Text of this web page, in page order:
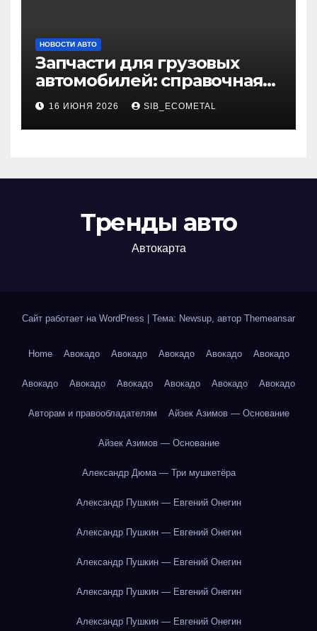
НОВОСТИ АВТО
Запчасти для грузовых
автомобилей: справочная
база по корейским и
японским моделям
16 ИЮНЯ 2026 SIB_ECOMETAL
Тренды авто
Автокарта
Сайт работает на WordPress Тема: Newsup, автор Themeansar
Home Авокадо Авокадо Авокадо Авокадо Авокадо
Авокадо Авокадо Авокадо Авокадо Авокадо Авокадо
Авторам и правообладателям Айзек Азимов — Основание
Айзек Азимов — Основание
Александр Дюма — Три мушкетёра
Александр Пушкин — Евгений Онегин
Александр Пушкин — Евгений Онегин
Александр Пушкин — Евгений Онегин
Александр Пушкин — Евгений Онегин
Александр Пушкин — Евгений Онегин